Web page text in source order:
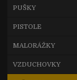
PUŠKY
PISTOLE
MALORÁŽKY
VZDUCHOVKY